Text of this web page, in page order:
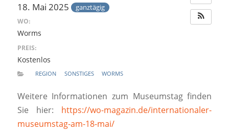
18. Mai 2025 ganztägig
WO:
Worms
PREIS:
Kostenlos
REGION SONSTIGES WORMS
Weitere Informationen zum Museumstag finden
Sie hier: https://wo-magazin.de/internationaler-
museumstag-am-18-mai/